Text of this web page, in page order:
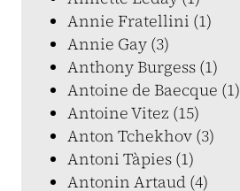
Annie Fratellini (1)
Annie Gay (3)
Anthony Burgess (1)
Antoine de Baecque (1)
Antoine Vitez (15)
Anton Tchekhov (3)
Antoni Tàpies (1)
Antonin Artaud (4)